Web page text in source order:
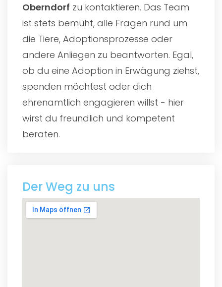
Oberndorf zu kontaktieren. Das Team
ist stets bemüht, alle Fragen rund um
die Tiere, Adoptionsprozesse oder
andere Anliegen zu beantworten. Egal,
ob du eine Adoption in Erwägung ziehst,
spenden möchtest oder dich
ehrenamtlich engagieren willst - hier
wirst du freundlich und kompetent
beraten.
Der Weg zu uns